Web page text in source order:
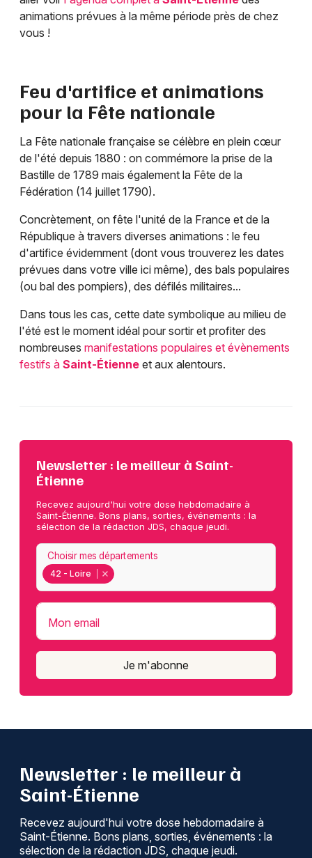
animations prévues à la même période près de chez
vous !
Feu d'artifice et animations
pour la Fête nationale
La Fête nationale française se célèbre en plein cœur
de l'été depuis 1880 : on commémore la prise de la
Bastille de 1789 mais également la Fête de la
Fédération (14 juillet 1790).
Concrètement, on fête l'unité de la France et de la
République à travers diverses animations : le feu
d'artifice évidemment (dont vous trouverez les dates
prévues dans votre ville ici même), des bals populaires
(ou bal des pompiers), des défilés militaires...
Dans tous les cas, cette date symbolique au milieu de
l'été est le moment idéal pour sortir et profiter des
nombreuses manifestations populaires et évènements
festifs à Saint-Étienne et aux alentours.
Newsletter : le meilleur à Saint-
Étienne
Recevez aujourd'hui votre dose hebdomadaire à
Saint-Étienne. Bons plans, sorties, événements : la
sélection de la rédaction JDS, chaque jeudi.
42 - Loire
Choisir mes départements
Mon email
Je m'abonne
Newsletter : le meilleur à
Saint-Étienne
Recevez aujourd'hui votre dose hebdomadaire à
Saint-Étienne. Bons plans, sorties, événements : la
sélection de la rédaction JDS, chaque jeudi.